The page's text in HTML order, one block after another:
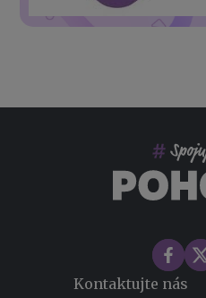
Kontaktujte nás